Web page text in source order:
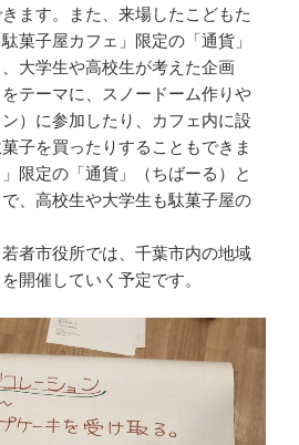
ます。また、来場したこどもた
菓子屋カフェ」限定の「通貨」
、大学生や高校生が考えた企画
をテーマに、スノードーム作りや
）に参加したり、カフェ内に設
子を買ったりすることもできま
限定の「通貨」（ちばーる）と
、高校生や大学生も駄菓子屋の
者市役所では、千葉市内の地域
開催していく予定です。